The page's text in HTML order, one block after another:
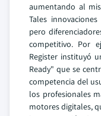
aumentando al
Tales
pero
competitivo. Por
Register instituyó
Ready" que se
competencia del
los profesionales
motores digitales,